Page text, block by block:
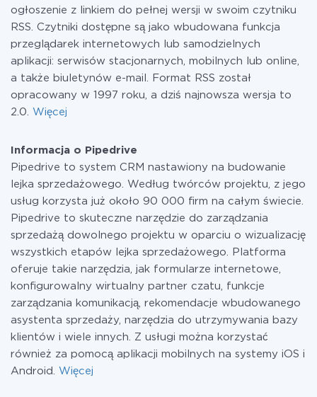
ogłoszenie z linkiem do pełnej wersji w swoim czytniku
RSS. Czytniki dostępne są jako wbudowana funkcja
przeglądarek internetowych lub samodzielnych
aplikacji: serwisów stacjonarnych, mobilnych lub online,
a także biuletynów e-mail. Format RSS został
opracowany w 1997 roku, a dziś najnowsza wersja to
2.0. Więcej
Informacja o Pipedrive
Pipedrive to system CRM nastawiony na budowanie
lejka sprzedażowego. Według twórców projektu, z jego
usług korzysta już około 90 000 firm na całym świecie.
Pipedrive to skuteczne narzędzie do zarządzania
sprzedażą dowolnego projektu w oparciu o wizualizację
wszystkich etapów lejka sprzedażowego. Platforma
oferuje takie narzędzia, jak formularze internetowe,
konfigurowalny wirtualny partner czatu, funkcje
zarządzania komunikacją, rekomendacje wbudowanego
asystenta sprzedaży, narzędzia do utrzymywania bazy
klientów i wiele innych. Z usługi można korzystać
również za pomocą aplikacji mobilnych na systemy iOS i
Android. Więcej